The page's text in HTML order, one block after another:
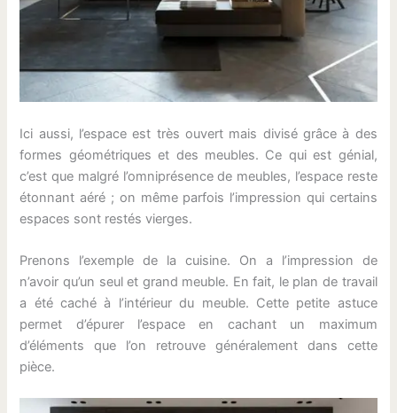
Ici aussi, l’espace est très ouvert mais divisé grâce à des
formes géométriques et des meubles. Ce qui est génial,
c’est que malgré l’omniprésence de meubles, l’espace reste
étonnant aéré ; on même parfois l’impression qui certains
espaces sont restés vierges.
Prenons l’exemple de la cuisine. On a l’impression de
n’avoir qu’un seul et grand meuble. En fait, le plan de travail
a été caché à l’intérieur du meuble. Cette petite astuce
permet d’épurer l’espace en cachant un maximum
d’éléments que l’on retrouve généralement dans cette
pièce.